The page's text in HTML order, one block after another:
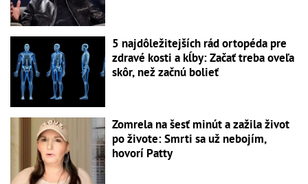
5 najdôležitejších rád ortopéda pre
zdravé kosti a kĺby: Začať treba oveľa
skôr, než začnú bolieť
Zomrela na šesť minút a zažila život
po živote: Smrti sa už nebojím,
hovorí Patty